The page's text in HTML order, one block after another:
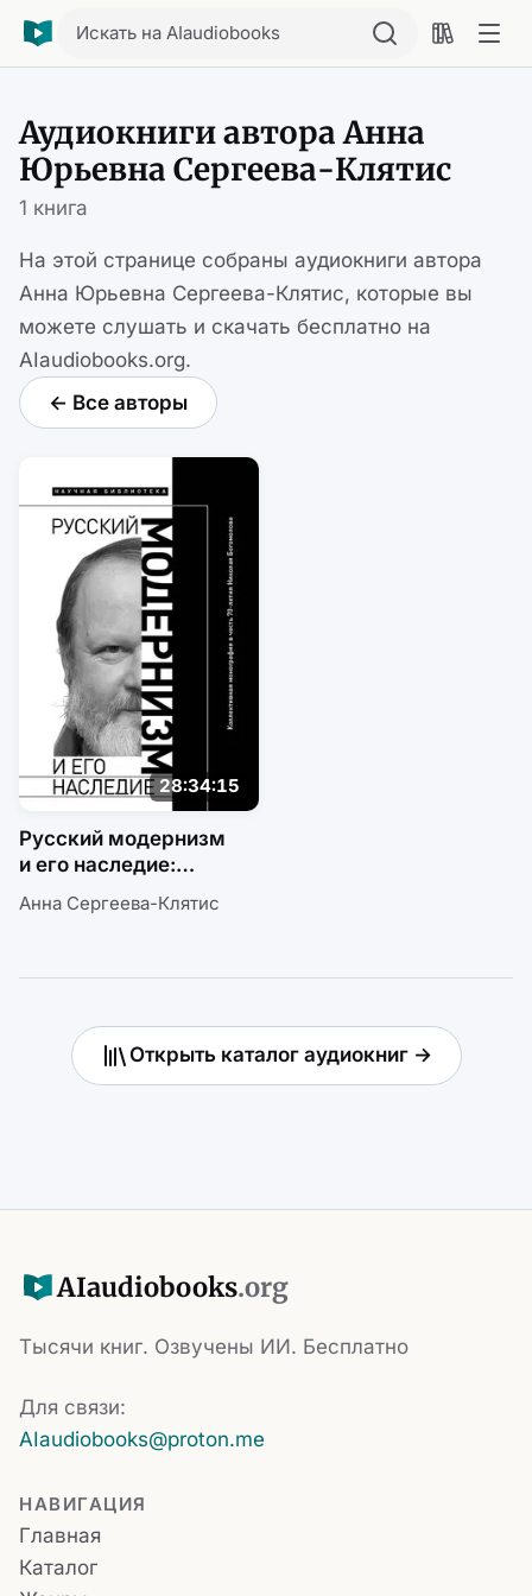
Искать на AIaudiobooks
Аудиокниги автора Анна
Юрьевна Сергеева-Клятис
1 книга
На этой странице собраны аудиокниги автора
Анна Юрьевна Сергеева-Клятис, которые вы
можете слушать и скачать бесплатно на
AIaudiobooks.org.
← Все авторы
28:34:15
Русский модернизм
и его наследие:
монография в честь
Анна Сергеева-Клятис
Открыть каталог аудиокниг →
AIaudiobooks.org
Тысячи книг. Озвучены ИИ. Бесплатно
Для связи:
AIaudiobooks@proton.me
НАВИГАЦИЯ
Главная
Каталог